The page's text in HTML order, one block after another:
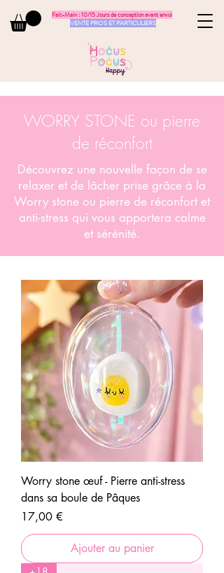
Fait-Main : 10/15 Jours de conception avant envoi
VENTE PROS ET PARTICULIERS
WORRY STONE ou pierre
de réconfort
Découvrez une nouvelle façon de se
relaxer et de lâcher prise grâce à la
Worry stone ou pierre de réconfort et
anti-stress qui vous apportera calme
et sérénité.
Worry stone œuf - Pierre anti-stress
dans sa boule de Pâques
Prix
17,00 €
Ajouter au panier